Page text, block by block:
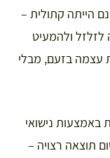
הייתה קתולית –
ולהמעיט
עצמה בזעם, מבלי
נישואי
תוצאה רצויה –